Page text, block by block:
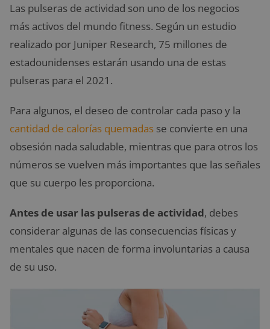
Las pulseras de actividad son uno de los negocios
más activos del mundo fitness. Según un estudio
realizado por Juniper Research, 75 millones de
estadounidenses estarán usando una de estas
pulseras para el 2021.
Para algunos, el deseo de controlar cada paso y la
cantidad de calorías quemadas se convierte en una
obsesión nada saludable, mientras que para otros los
números se vuelven más importantes que las señales
que su cuerpo les proporciona.
Antes de usar las pulseras de actividad, debes
considerar algunas de las consecuencias físicas y
mentales que nacen de forma involuntarias a causa
de su uso.